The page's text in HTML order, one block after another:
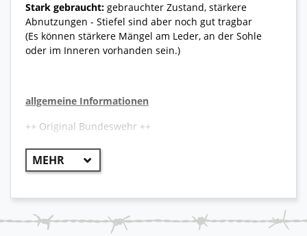
Stark gebraucht: gebrauchter Zustand, stärkere
Abnutzungen - Stiefel sind aber noch gut tragbar
(Es können stärkere Mängel am Leder, an der Sohle
oder im Inneren vorhanden sein.)
allgemeine Informationen
++ Original Bundeswehr ++
Der neue Meindl Kampfstiefel Combat Extreme in
schwerer Ausführung wird zukünftig als Ersatz für
Einsatz kommen. Er ist sehr robust, widerstandsfähig
wasserabweisend und atmungsaktiv.